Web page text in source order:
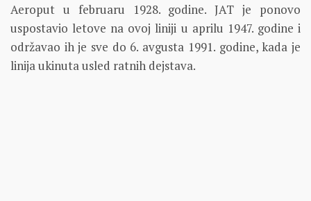
Aeroput u februaru 1928. godine. JAT je ponovo
uspostavio letove na ovoj liniji u aprilu 1947. godine i
održavao ih je sve do 6. avgusta 1991. godine, kada je
linija ukinuta usled ratnih dejstava.